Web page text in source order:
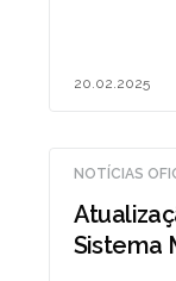
20.02.2025
NOTÍCIAS
Sistema